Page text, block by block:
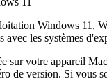
Windows
les systèmes
sur votre appareil
de version. Si vous